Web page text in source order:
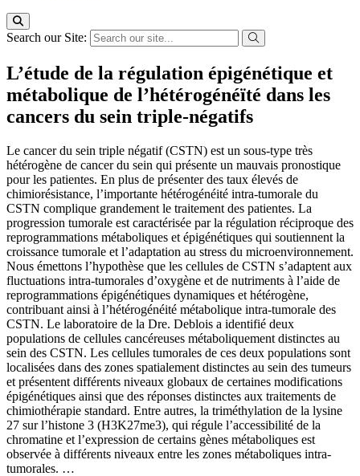
Search our Site:
L’étude de la régulation épigénétique et
métabolique de l’hétérogénéïté dans les
cancers du sein triple-négatifs
Le cancer du sein triple négatif (CSTN) est un sous-type très
hétérogène de cancer du sein qui présente un mauvais pronostique
pour les patientes. En plus de présenter des taux élevés de
chimiorésistance, l’importante hétérogénéité intra-tumorale du
CSTN complique grandement le traitement des patientes. La
progression tumorale est caractérisée par la régulation réciproque des
reprogrammations métaboliques et épigénétiques qui soutiennent la
croissance tumorale et l’adaptation au stress du microenvironnement.
Nous émettons l’hypothèse que les cellules de CSTN s’adaptent aux
fluctuations intra-tumorales d’oxygène et de nutriments à l’aide de
reprogrammations épigénétiques dynamiques et hétérogène,
contribuant ainsi à l’hétérogénéité métabolique intra-tumorale des
CSTN. Le laboratoire de la Dre. Deblois a identifié deux
populations de cellules cancéreuses métaboliquement distinctes au
sein des CSTN. Les cellules tumorales de ces deux populations sont
localisées dans des zones spatialement distinctes au sein des tumeurs
et présentent différents niveaux globaux de certaines modifications
épigénétiques ainsi que des réponses distinctes aux traitements de
chimiothérapie standard. Entre autres, la triméthylation de la lysine
27 sur l’histone 3 (H3K27me3), qui régule l’accessibilité de la
chromatine et l’expression de certains gènes métaboliques est
observée à différents niveaux entre les zones métaboliques intra-
tumorales. …